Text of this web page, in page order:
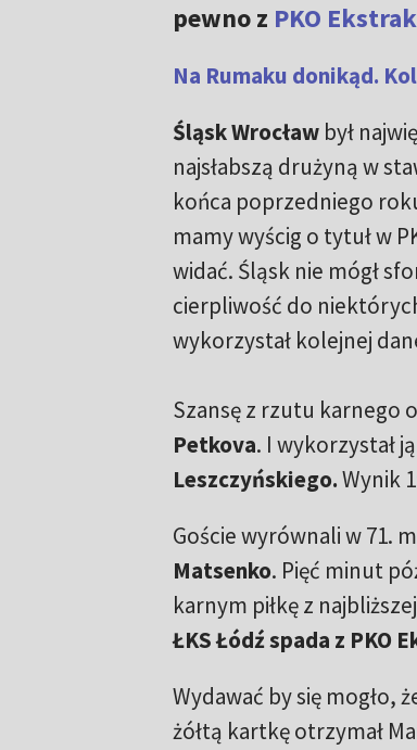
pewno z PKO
Na Rumaku donikąd.
Śląsk Wrocławbył
najsłabszą drużyną w
końca poprzedniego
mamy wyścig o tytuł w
widać. Śląsk nie mógł
cierpliwość do
wykorzystał kolejnej
Szansę z rzutu karnego
Petkova. I wykorzystał ją
Leszczyńskiego.Wynik
Goście wyrównali w 71.
Matsenko. Pięć minut
karnym piłkę z
ŁKS Łódź spada z PKO
Wydawać by się mogło,
żółtą kartkę otrzymał